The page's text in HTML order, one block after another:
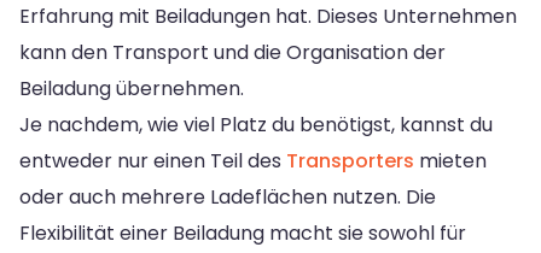
Erfahrung mit Beiladungen hat. Dieses Unternehmen
kann den Transport und die Organisation der
Beiladung übernehmen.
Je nachdem, wie viel Platz du benötigst, kannst du
entweder nur einen Teil des Transporters mieten
oder auch mehrere Ladeflächen nutzen. Die
Flexibilität einer Beiladung macht sie sowohl für